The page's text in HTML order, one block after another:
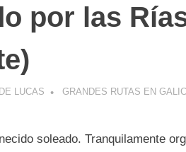
por las
LUCAS GRANDES RUTAS EN
soleado. Tranquilamente